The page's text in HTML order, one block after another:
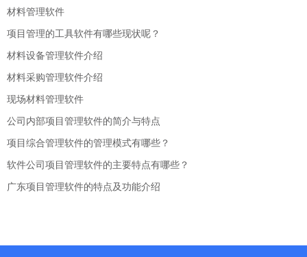
材料管理软件
项目管理的工具软件有哪些现状呢？
材料设备管理软件介绍
材料采购管理软件介绍
现场材料管理软件
公司内部项目管理软件的简介与特点
项目综合管理软件的管理模式有哪些？
软件公司项目管理软件的主要特点有哪些？
广东项目管理软件的特点及功能介绍